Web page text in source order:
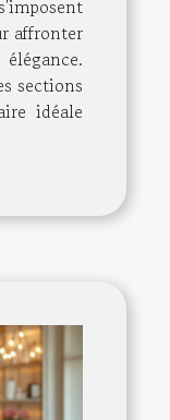
affronter
sections
idéale